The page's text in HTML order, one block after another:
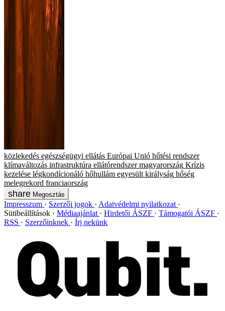
közlekedés egészségügyi ellátás Európai Unió hűtési rendszer
klímaváltozás infrastruktúra ellátórendszer magyarország Krízis
kezelése légkondícionáló hőhullám egyesült királyság hőség
melegrekord franciaország
Megosztás
Impresszum Szerzői jogok
Adatvédelmi nyilatkozat
Sütibeállítások
Médiaajánlat Hirdetői ÁSZF
Támogatói ÁSZF
RSS
Szerzőinknek Írj nekünk